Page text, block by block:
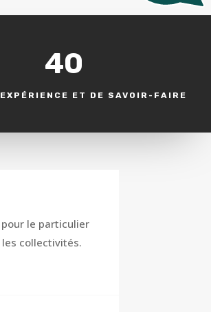
40
ET DE SAVOIR-FAIRE
le particulier
collectivités.